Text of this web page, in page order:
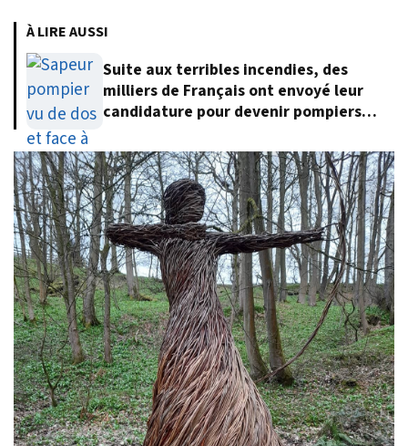
À LIRE AUSSI
Suite aux terribles incendies, des
milliers de Français ont envoyé leur
candidature pour devenir pompiers